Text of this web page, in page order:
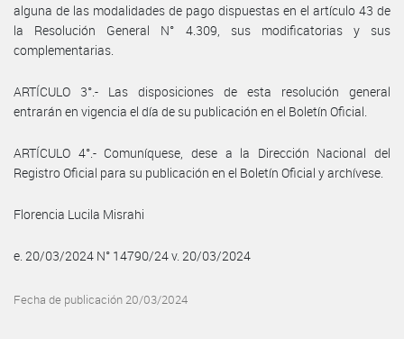
alguna de las modalidades de pago dispuestas en el artículo 43 de
la Resolución General N° 4.309, sus modificatorias y sus
complementarias.
ARTÍCULO 3°.- Las disposiciones de esta resolución general
entrarán en vigencia el día de su publicación en el Boletín Oficial.
ARTÍCULO 4°.- Comuníquese, dese a la Dirección Nacional del
Registro Oficial para su publicación en el Boletín Oficial y archívese.
Florencia Lucila Misrahi
e. 20/03/2024 N° 14790/24 v. 20/03/2024
Fecha de publicación 20/03/2024